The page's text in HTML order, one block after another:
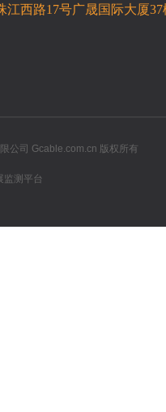
江西路17号广晟国际大厦37
公司 Gcable.com.cn 版权所有
监测平台